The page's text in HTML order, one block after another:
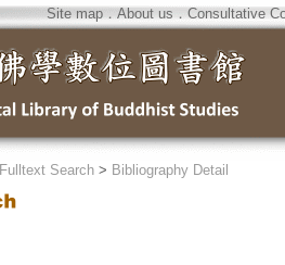
Site map．About us ． Consultative
Fulltext Search > Bibliography Detail